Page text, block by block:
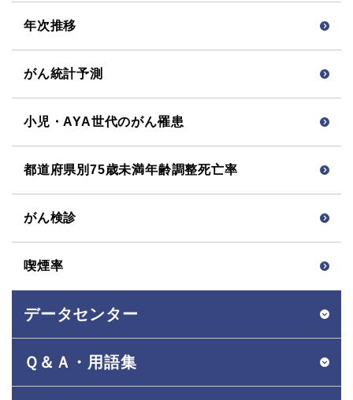
年次推移
がん統計予測
小児・AYA世代のがん罹患
都道府県別75歳未満年齢調整死亡率
がん検診
喫煙率
データセンター
Ｑ＆Ａ・用語集